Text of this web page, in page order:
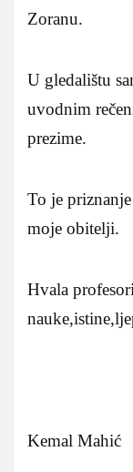
Zoranu.
U gledalištu
uvodnim
prezime.
To je
moje obitelji.
Hvala
Kemal Mahić